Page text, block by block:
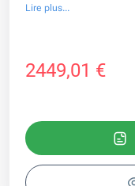
Lire plus...
2449,01 €